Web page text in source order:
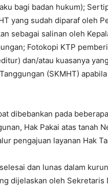
bagi badan hukum);
yang sudah diparaf oleh
sebagai salinan oleh
Fotokopi KTP
dan/atau kuasanya
(SKMHT)
dibebankan pada
Hak Pakai atas tanah
pengajuan layanan Hak
dan lunas dalam
dijelaskan oleh